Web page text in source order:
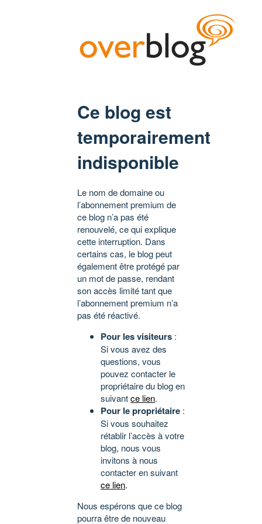
Ce blog est
temporairement
indisponible
Le nom de domaine ou
l’abonnement premium de
ce blog n’a pas été
renouvelé, ce qui explique
cette interruption. Dans
certains cas, le blog peut
également être protégé par
un mot de passe, rendant
son accès limité tant que
l’abonnement premium n’a
pas été réactivé.
Pour les visiteurs :
Si vous avez des
questions, vous
pouvez contacter le
propriétaire du blog en
suivantce lien.
Pour le propriétaire :
Si vous souhaitez
rétablir l’accès à votre
blog, nous vous
invitons à nous
contacter en suivant
ce lien.
Nous espérons que ce blog
pourra être de nouveau